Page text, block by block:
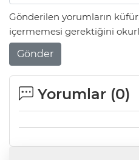
Gönderilen yorumların
içermemesi gerektiğini
Gönder
Yorumlar (0)